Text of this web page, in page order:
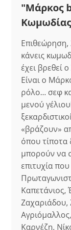
"Μάρκος
Επιθεώρηση,
κάνεις
έχει βρεθεί
Είναι ο
ρόλο... σεφ
μενού
«βράζουν»
όπου τίποτα
μπορούν να
επιτυχία
Καπετάνιος,
Ζαχαριάδου,
Καρνέζη,